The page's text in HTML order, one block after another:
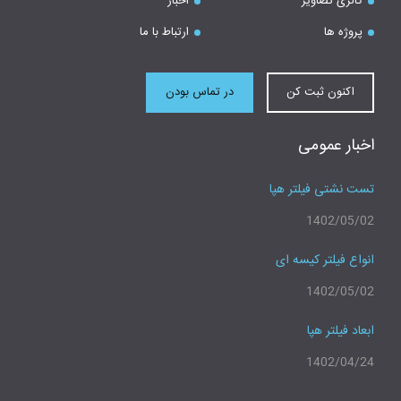
پروژه ها
ارتباط با ما
اکنون ثبت کن در تماس بودن
اخبار عمومی
تست نشتی فیلتر هپا
1402/05/02
انواع فیلتر کیسه ای
1402/05/02
ابعاد فیلتر هپا
1402/04/24